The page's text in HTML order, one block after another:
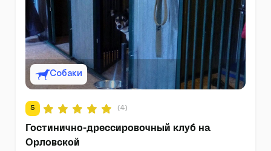
Собаки
5 (4)
Гостинично-дрессировочный клуб на
Орловской